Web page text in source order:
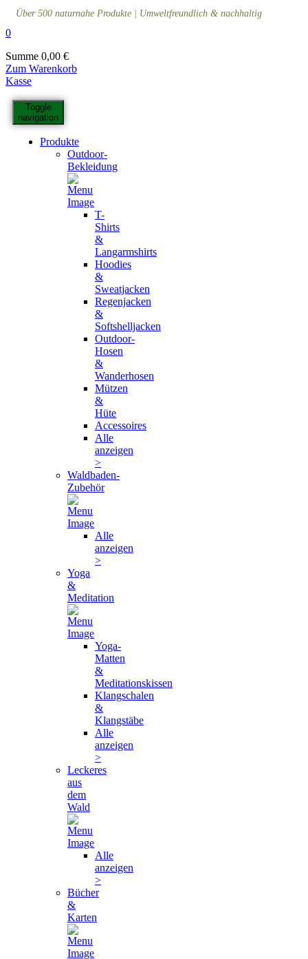
Über 500 naturnahe Produkte | Umweltfreundlich & nachhaltig
0
Summe 0,00 €
Zum Warenkorb
Kasse
Toggle
navigation
Produkte
Outdoor-
Bekleidung
T-
Shirts
&
Langarmshirts
Hoodies
&
Sweatjacken
Regenjacken
&
Softshelljacken
Outdoor-
Hosen
&
Wanderhosen
Mützen
&
Hüte
Accessoires
Alle
anzeigen
>
Waldbaden-
Zubehör
Alle
anzeigen
>
Yoga
&
Meditation
Yoga-
Matten
&
Meditationskissen
Klangschalen
&
Klangstäbe
Alle
anzeigen
>
Leckeres
aus
dem
Wald
Alle
anzeigen
>
Bücher
&
Karten